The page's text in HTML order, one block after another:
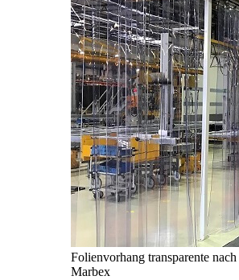
Folienvorhang transparente
Marbex